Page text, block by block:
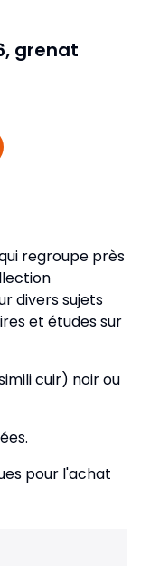
grenat
regroupe près
divers sujets
et études sur
cuir) noir ou
pour l'achat